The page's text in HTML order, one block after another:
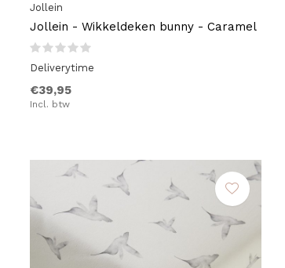
Jollein
Jollein - Wikkeldeken bunny - Caramel
Deliverytime
€39,95
Incl. btw